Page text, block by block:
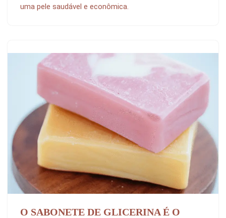
uma pele saudável e econômica.
O SABONETE DE GLICERINA É O